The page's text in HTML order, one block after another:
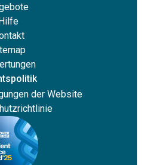
der Website